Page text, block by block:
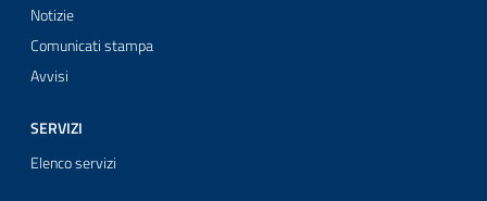
Notizie
Comunicati stampa
Avvisi
SERVIZI
Elenco servizi